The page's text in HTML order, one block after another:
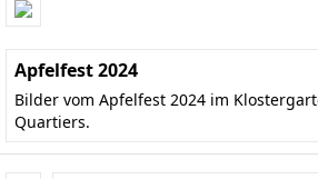
Apfelfest 2024
Bilder vom Apfelfest 2024 im
Quartiers.